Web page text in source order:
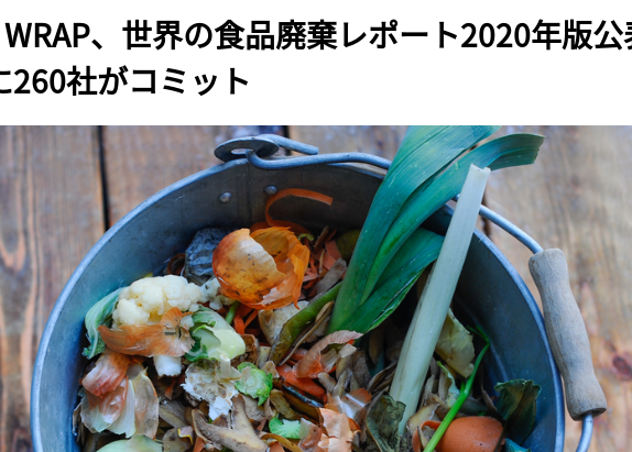
WRAP、世界の食品廃棄レポート2020年版公
社がコミット